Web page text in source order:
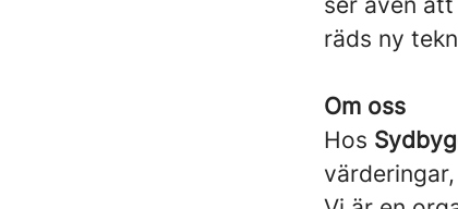
räds ny
Om oss
Hos